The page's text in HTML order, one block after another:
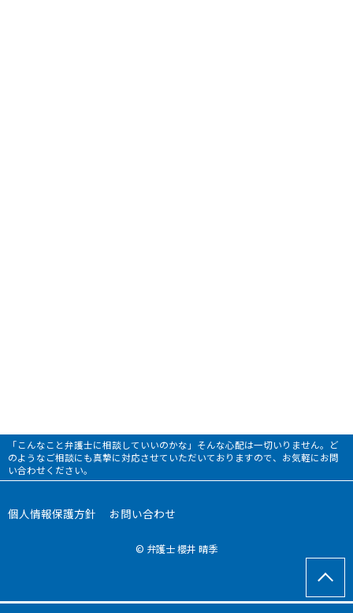
「こんなこと弁護士に相談していいのかな」そんな心配は一切いりません。ど
のようなご相談にも真摯に対応させていただいておりますので、お気軽にお問
い合わせください。
個人情報保護方針 お問い合わせ
© 弁護士 櫻井 晴季